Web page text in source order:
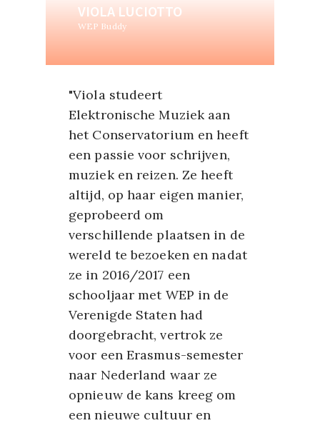
VIOLA LUCIOTTO
WEP Buddy
"Viola studeert
Elektronische Muziek aan
het Conservatorium en heeft
een passie voor schrijven,
muziek en reizen. Ze heeft
altijd, op haar eigen manier,
geprobeerd om
verschillende plaatsen in de
wereld te bezoeken en nadat
ze in 2016/2017 een
schooljaar met WEP in de
Verenigde Staten had
doorgebracht, vertrok ze
voor een Erasmus-semester
naar Nederland waar ze
opnieuw de kans kreeg om
een nieuwe cultuur en